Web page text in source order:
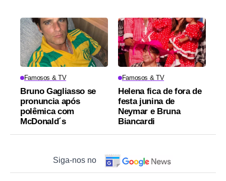
Famosos & TV
Bruno Gagliasso se
pronuncia após
polêmica com
McDonald´s
Famosos & TV
Helena fica de fora de
festa junina de
Neymar e Bruna
Biancardi
Siga-nos no